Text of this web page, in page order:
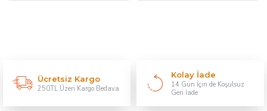
Ücretsiz Kargo
250TL Üzeri Kargo Bedava
Kolay İade
14 Gün İçin de Koşulsuz
Geri İade